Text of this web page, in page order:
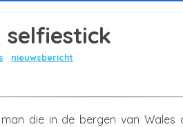
selfiestick
nieuwsbericht
man die in de bergen van